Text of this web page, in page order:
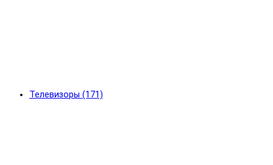
Телевизоры (171)